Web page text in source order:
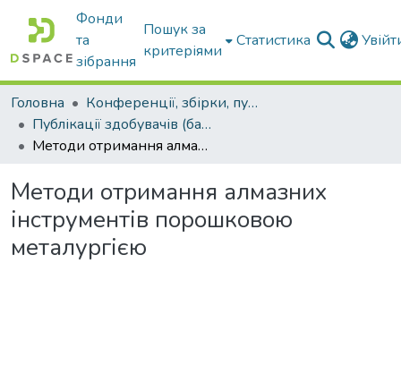
Фонди
та
зібрання
Пошук за
критеріями
Статистика
Головна
Конференції, збірки, публікації молодих вчених і здобувачів : магістрів, бакалаврів, аспірантів.
Публікації здобувачів (бакалаврів. магістрів, аспірантів)
Методи отримання алмазних інструментів порошковою металургією
Методи отримання алмазних
інструментів порошковою
металургією